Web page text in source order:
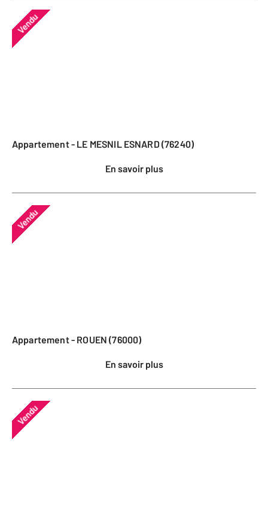
Vendu
Appartement - LE MESNIL ESNARD (76240)
En savoir plus
Vendu
Appartement - ROUEN (76000)
En savoir plus
Vendu